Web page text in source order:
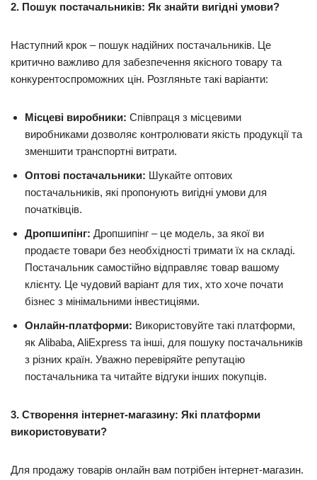
2. Пошук постачальників: Як знайти вигідні умови?
Наступний крок – пошук надійних постачальників. Це
критично важливо для забезпечення якісного товару та
конкурентоспроможних цін. Розгляньте такі варіанти:
Місцеві виробники: Співпраця з місцевими
виробниками дозволяє контролювати якість продукції та
зменшити транспортні витрати.
Оптові постачальники: Шукайте оптових
постачальників, які пропонують вигідні умови для
початківців.
Дропшипінг: Дропшипінг – це модель, за якої ви
продаєте товари без необхідності тримати їх на складі.
Постачальник самостійно відправляє товар вашому
клієнту. Це чудовий варіант для тих, хто хоче почати
бізнес з мінімальними інвестиціями.
Онлайн-платформи: Використовуйте такі платформи,
як Alibaba, AliExpress та інші, для пошуку постачальників
з різних країн. Уважно перевіряйте репутацію
постачальника та читайте відгуки інших покупців.
3. Створення інтернет-магазину: Які платформи
використовувати?
Для продажу товарів онлайн вам потрібен інтернет-магазин.